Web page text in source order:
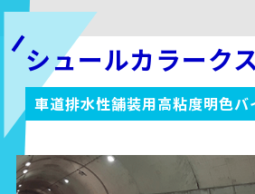
シュールカラーク
車道排水性舗装用高粘度明色バ